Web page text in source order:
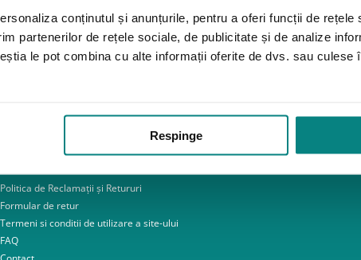
conținutul și anunțurile, pentru a oferi funcții de rețele
partenerilor de rețele sociale, de publicitate și de analize
le pot combina cu alte informații oferite de dvs. sau culese
Respinge
online chat
Politica de confidentialitate – GDPR
Politica de Reclamații și Retururi
Formular de retur
Termeni si conditii de utilizare a site-ului
FAQ